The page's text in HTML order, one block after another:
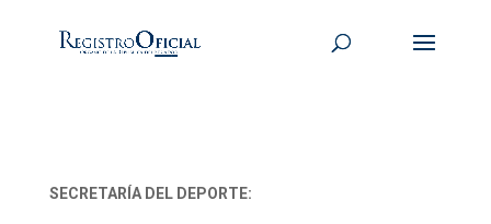
SECRETARÍA DEL DEPORTE: